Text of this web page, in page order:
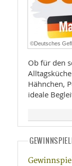
©Deutsches
Ob für den
Hähnchen,
ideale